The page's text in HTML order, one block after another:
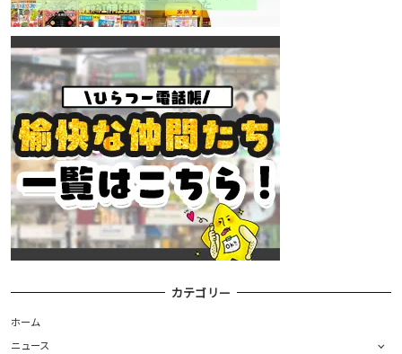
カテゴリー
ホーム
ニュース